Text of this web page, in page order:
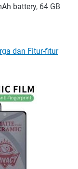
battery, 64 GB
dan Fitur-fitur